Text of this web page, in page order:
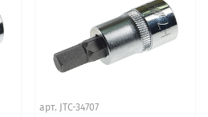
арт. JTC-34707